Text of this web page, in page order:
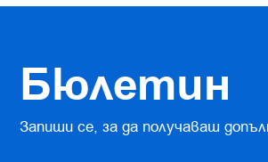
Бюлетин
Запиши се, за да получаваш